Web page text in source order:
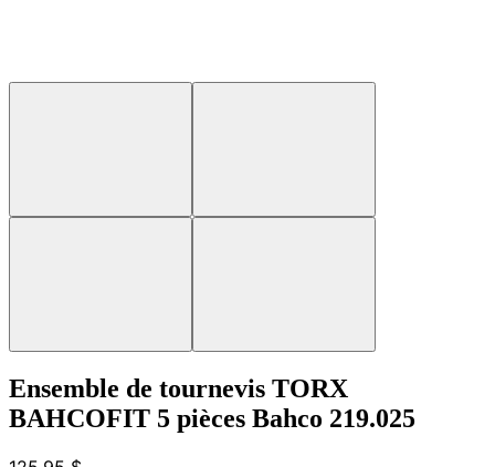
Ensemble de tournevis TORX
BAHCOFIT 5 pièces Bahco 219.025